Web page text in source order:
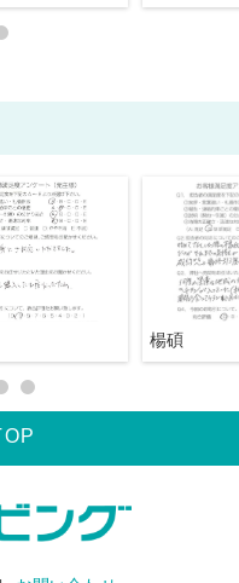
楊碩